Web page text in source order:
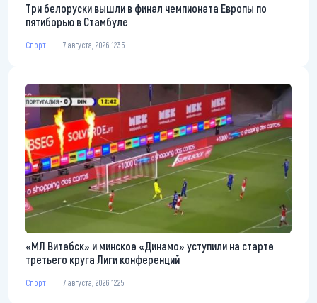
Три белоруски вышли в финал чемпионата Европы по
пятиборью в Стамбуле
Спорт 7 августа, 2026 12:35
«МЛ Витебск» и минское «Динамо» уступили на старте
третьего круга Лиги конференций
Спорт 7 августа, 2026 12:25